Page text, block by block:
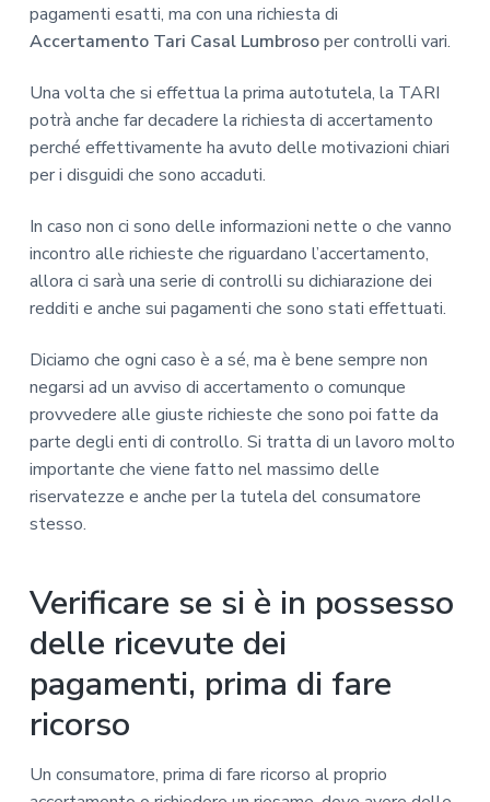
pagamenti esatti, ma con una richiesta di
Accertamento Tari Casal Lumbrosoper controlli vari.
Una volta che si effettua la prima autotutela, la TARI
potrà anche far decadere la richiesta di accertamento
perché effettivamente ha avuto delle motivazioni chiari
per i disguidi che sono accaduti.
In caso non ci sono delle informazioni nette o che vanno
incontro alle richieste che riguardano l’accertamento,
allora ci sarà una serie di controlli su dichiarazione dei
redditi e anche sui pagamenti che sono stati effettuati.
Diciamo che ogni caso è a sé, ma è bene sempre non
negarsi ad un avviso di accertamento o comunque
provvedere alle giuste richieste che sono poi fatte da
parte degli enti di controllo. Si tratta di un lavoro molto
importante che viene fatto nel massimo delle
riservatezze e anche per la tutela del consumatore
stesso.
Verificare se si è in possesso
delle ricevute dei
pagamenti, prima di fare
ricorso
Un consumatore, prima di fare ricorso al proprio